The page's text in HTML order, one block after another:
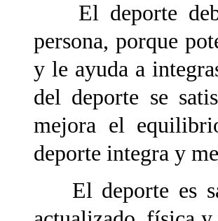
El deporte
persona, porque
y le ayuda a
del deporte se
mejora el
deporte integra y
El deporte es